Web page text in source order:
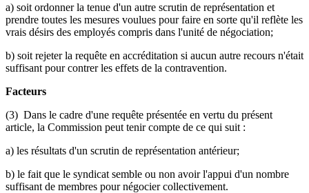
a) soit ordonner la tenue d'un autre scrutin de représentation et
prendre toutes les mesures voulues pour faire en sorte qu'il reflète les
vrais désirs des employés compris dans l'unité de négociation;
b) soit rejeter la requête en accréditation si aucun autre recours n'était
suffisant pour contrer les effets de la contravention.
Facteurs
(3) Dans le cadre d'une requête présentée en vertu du présent
article, la Commission peut tenir compte de ce qui suit :
a) les résultats d'un scrutin de représentation antérieur;
b) le fait que le syndicat semble ou non avoir l'appui d'un nombre
suffisant de membres pour négocier collectivement.